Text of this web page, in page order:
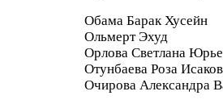
Обама Барак Хусейн
Ольмерт Эхуд
Орлова Светлана
Отунбаева Роза
Очирова Александра